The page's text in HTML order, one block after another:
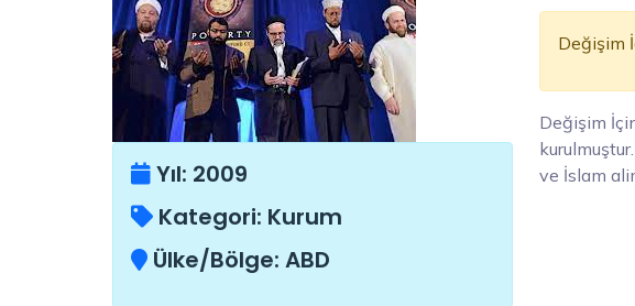
Yıl: 2009
Kategori: Kurum
Ülke/Bölge: ABD
Değişim
Değişim
ve İslam